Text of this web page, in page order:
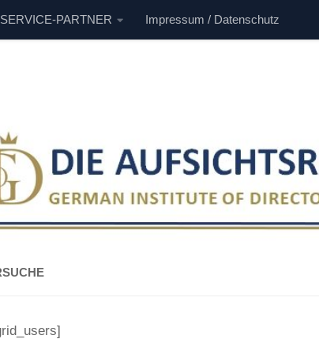
PARTNER Impressum / Datenschutz